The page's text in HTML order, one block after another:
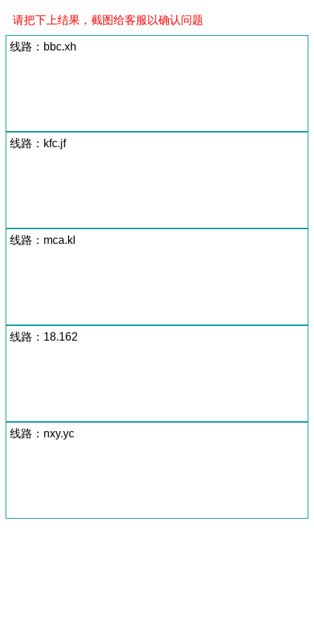
请把下上结果，截图给客服以确认问题
线路：bbc.xh
线路：kfc.jf
线路：mca.kl
线路：18.162
线路：nxy.yc